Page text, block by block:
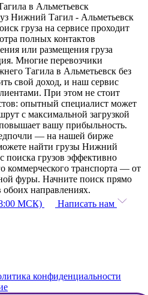
в Альметьевск
Нижний Тагил - Альметьевск
груза на сервисе проходит
полных контактов
или размещения груза
Многие перевозчики
Тагила в Альметьевск без
свой доход, и наш сервис
При этом не стоит
опытный специалист может
с максимальной загрузкой
вашу прибыльность.
— на нашей бирже
найти грузы Нижний
поиска грузов эффективно
коммерческого транспорта — от
фуры. Начните поиск прямо
обоих направлениях.
МСК)
Написать нам
конфиденциальности